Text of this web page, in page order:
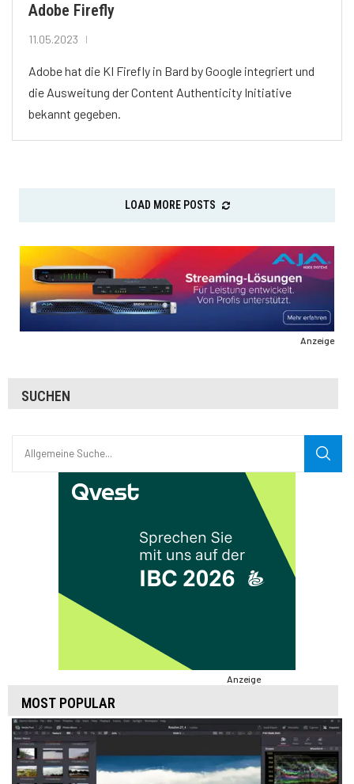
Adobe Firefly
11.05.2023
Adobe hat die KI Firefly in Bard by Google integriert und
die Ausweitung der Content Authenticity Initiative
bekannt gegeben.
LOAD MORE POSTS
Anzeige
SUCHEN
Anzeige
MOST POPULAR